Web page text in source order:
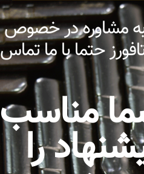
مشاوره در خصوص
حتما با ما تماس
مناسب
را